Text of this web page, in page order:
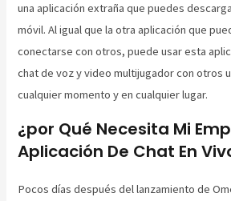
una aplicación extraña que puedes
móvil. Al igual que la otra aplicación que
conectarse con otros, puede usar esta
chat de voz y video multijugador con otros
cualquier momento y en cualquier lugar.
¿por Qué Necesita Mi
Aplicación De Chat En
Pocos días después del lanzamiento de